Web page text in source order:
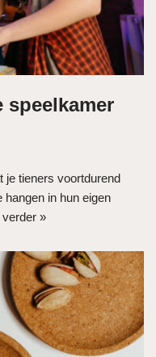
speelkamer
je tieners voortdurend
in hun eigen
verder »